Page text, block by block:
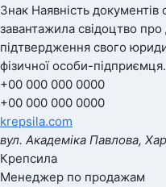
Знак Наявність документів
завантажила свідоцтво
підтвердження свого
фізичної особи-підприємця.
+00 000 000 0000
+00 000 000 0000
krepsila.com
вул. Академіка Павлова,
Крепсила
Менеджер по продажам